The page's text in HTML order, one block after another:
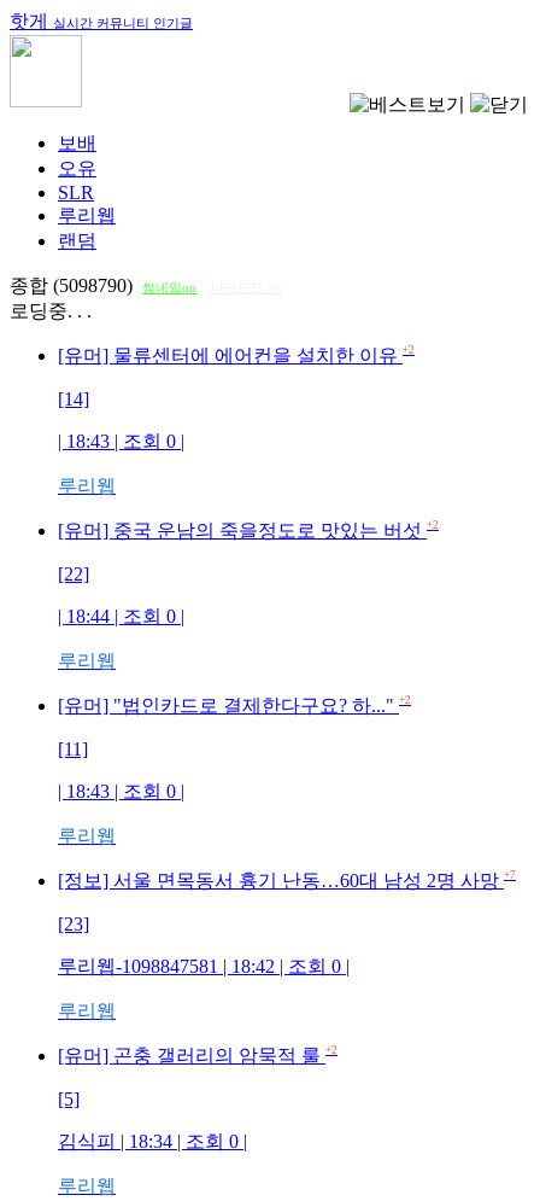
핫게 실시간 커뮤니티 인기글
보배
오유
SLR
루리웹
랜덤
종합 (5098790) 썸네일on
로딩중. . .
[유머] 물류센터에 에어컨을 설치한 이유 +2
[14]
| 18:43 | 조회 0 |
루리웹
[유머] 중국 운남의 죽을정도로 맛있는 버섯 +2
[22]
| 18:44 | 조회 0 |
루리웹
[유머] "법인카드로 결제한다구요? 하..." +2
[11]
| 18:43 | 조회 0 |
루리웹
[정보] 서울 면목동서 흉기 난동…60대 남성 2명 사망 +7
[23]
루리웹-1098847581 | 18:42 | 조회 0 |
루리웹
[유머] 곤충 갤러리의 암묵적 룰 +2
[5]
김식피 | 18:34 | 조회 0 |
루리웹